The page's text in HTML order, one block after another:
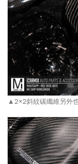
▲2×2斜紋碳纖維另外